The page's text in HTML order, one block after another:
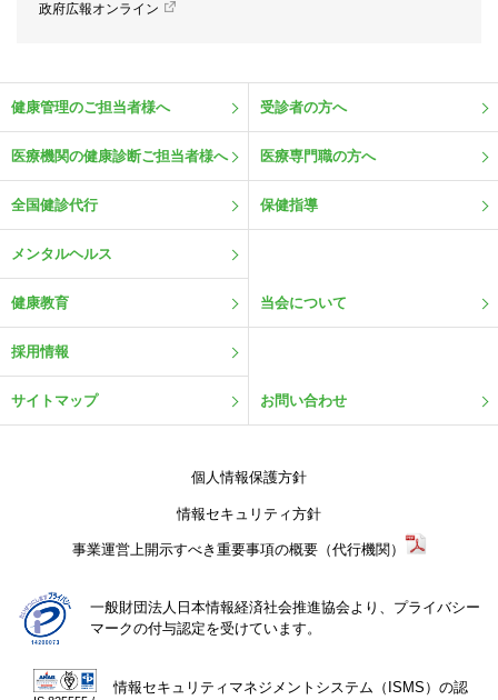
政府広報オンライン
健康管理のご担当者様へ 受診者の方へ
医療機関の健康診断ご担当者様へ 医療専門職の方へ
全国健診代行 保健指導
メンタルヘルス
健康教育 当会について
採用情報
サイトマップ お問い合わせ
個人情報保護方針
情報セキュリティ方針
事業運営上開示すべき重要事項の概要（代行機関）
一般財団法人日本情報経済社会推進協会より、プライバシー
マークの付与認定を受けています。
情報セキュリティマネジメントシステム（ISMS）の認